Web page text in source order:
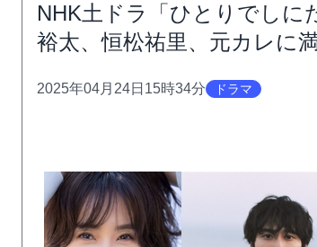
NHK土ドラ「ひとりでしに
裕太、恒松祐里、元カレに
2025年04月24日15時34分 ドラマ